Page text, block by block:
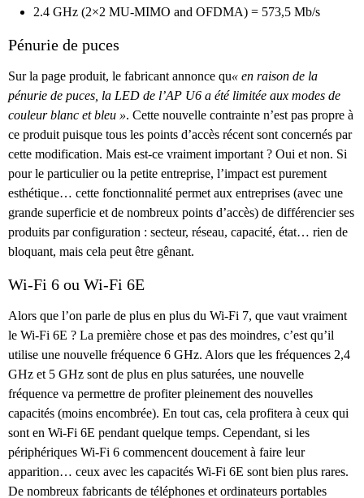
2.4 GHz (2×2 MU-MIMO and OFDMA) = 573,5 Mb/s
Pénurie de puces
Sur la page produit, le fabricant annonce qu« en raison de la
pénurie de puces, la LED de l’AP U6 a été limitée aux modes de
couleur blanc et bleu ». Cette nouvelle contrainte n’est pas propre à
ce produit puisque tous les points d’accès récent sont concernés par
cette modification. Mais est-ce vraiment important ? Oui et non. Si
pour le particulier ou la petite entreprise, l’impact est purement
esthétique… cette fonctionnalité permet aux entreprises (avec une
grande superficie et de nombreux points d’accès) de différencier ses
produits par configuration : secteur, réseau, capacité, état… rien de
bloquant, mais cela peut être gênant.
Wi-Fi 6 ou Wi-Fi 6E
Alors que l’on parle de plus en plus du Wi-Fi 7, que vaut vraiment
le Wi-Fi 6E ? La première chose et pas des moindres, c’est qu’il
utilise une nouvelle fréquence 6 GHz. Alors que les fréquences 2,4
GHz et 5 GHz sont de plus en plus saturées, une nouvelle
fréquence va permettre de profiter pleinement des nouvelles
capacités (moins encombrée). En tout cas, cela profitera à ceux qui
sont en Wi-Fi 6E pendant quelque temps. Cependant, si les
périphériques Wi-Fi 6 commencent doucement à faire leur
apparition… ceux avec les capacités Wi-Fi 6E sont bien plus rares.
De nombreux fabricants de téléphones et ordinateurs portables